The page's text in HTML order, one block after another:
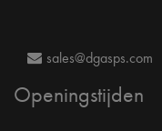
sales@dgasps.com
Openingstijden